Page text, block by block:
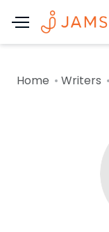
Home Writers